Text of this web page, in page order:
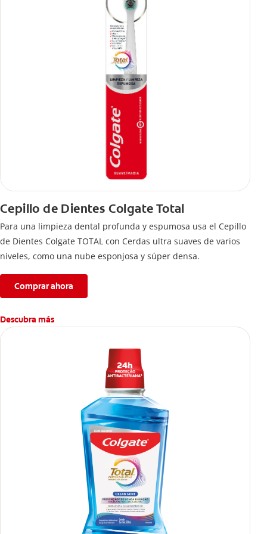
Cepillo de Dientes Colgate Total
Para una limpieza dental profunda y espumosa usa el Cepillo
de Dientes Colgate TOTAL con Cerdas ultra suaves de varios
niveles, como una nube esponjosa y súper densa.
Comprar ahora
Descubra más